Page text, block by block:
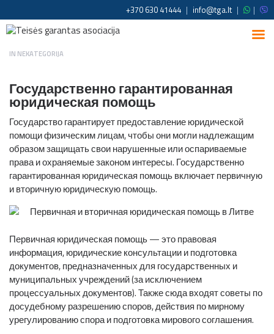
+370 630 41444 | info@tga.lt | |
IN NEKATEGORIJA
Государственно гарантированная
юридическая помощь
Государство гарантирует предоставление юридической
помощи физическим лицам, чтобы они могли надлежащим
образом защищать свои нарушенные или оспариваемые
права и охраняемые законом интересы. Государственно
гарантированная юридическая помощь включает первичную
и вторичную юридическую помощь.
Первичная юридическая помощь — это правовая
информация, юридические консультации и подготовка
документов, предназначенных для государственных и
муниципальных учреждений (за исключением
процессуальных документов). Также сюда входят советы по
досудебному разрешению споров, действия по мирному
урегулированию спора и подготовка мирового соглашения.